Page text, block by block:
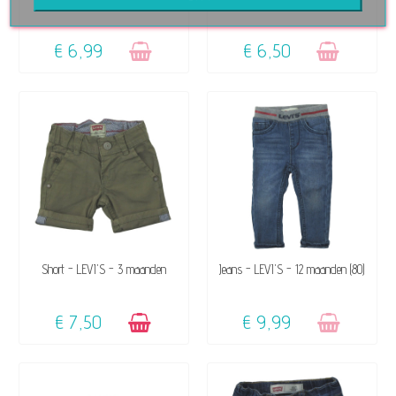
€ 6,99 € 6,50
BESCHIKBAAR
Short - LEVI'S - 3 maanden
€ 7,50
NIET OP VOORRAAD
Jeans - LEVI'S - 12 maanden (80)
€ 9,99